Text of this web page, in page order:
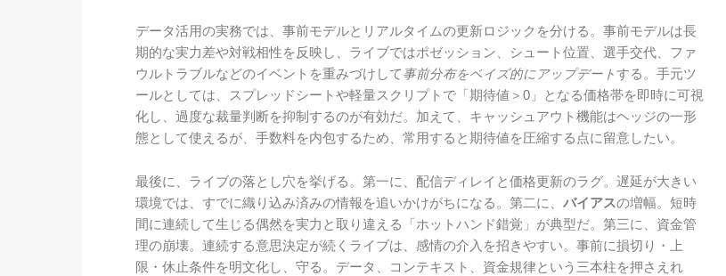
データ活用の実務では、事前モデルとリアルタイムの更新ロジックを分ける。事前モデルは長
期的な実力差や対戦相性を反映し、ライブではポゼッション、シュート位置、選手交代、ファ
ウルトラブルなどのイベントを重みづけして事前分布をベイズ的にアップデートする。手元ツ
ールとしては、スプレッドシートや軽量スクリプトで「期待値＞0」となる価格帯を即時に可視
化し、過度な裁量判断を抑制するのが有効だ。加えて、キャッシュアウト機能はヘッジの一形
態として使えるが、手数料を内包するため、常用すると期待値を圧縮する点に留意したい。
最後に、ライブの落とし穴を挙げる。第一に、配信ディレイと価格更新のラグ。遅延が大きい
環境では、すでに織り込み済みの情報を追いかけがちになる。第二に、 バイアスの増幅。短時
間に連続して生じる偶然を実力と取り違える「ホットハンド錯覚」が典型だ。第三に、資金管
理の崩壊。連続する意思決定が続くライブは、感情の介入を招きやすい。事前に損切り・上
限・休止条件を明文化し、守る。データ、コンテキスト、資金規律という三本柱を押さえれ